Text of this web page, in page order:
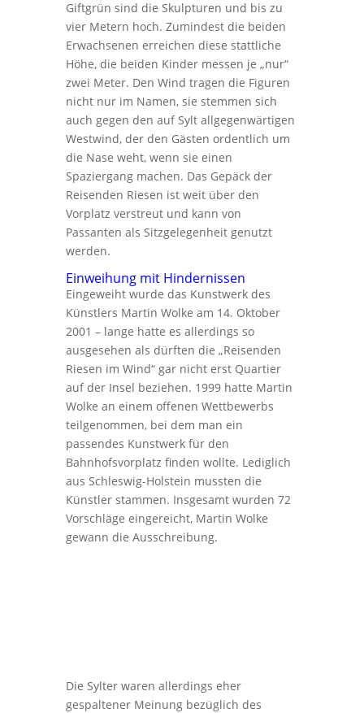
Giftgrün sind die Skulpturen und bis zu
vier Metern hoch. Zumindest die beiden
Erwachsenen erreichen diese stattliche
Höhe, die beiden Kinder messen je „nur“
zwei Meter. Den Wind tragen die Figuren
nicht nur im Namen, sie stemmen sich
auch gegen den auf Sylt allgegenwärtigen
Westwind, der den Gästen ordentlich um
die Nase weht, wenn sie einen
Spaziergang machen. Das Gepäck der
Reisenden Riesen ist weit über den
Vorplatz verstreut und kann von
Passanten als Sitzgelegenheit genutzt
werden.
Einweihung mit Hindernissen
Eingeweiht wurde das Kunstwerk des
Künstlers Martin Wolke am 14. Oktober
2001 – lange hatte es allerdings so
ausgesehen als dürften die „Reisenden
Riesen im Wind“ gar nicht erst Quartier
auf der Insel beziehen. 1999 hatte Martin
Wolke an einem offenen Wettbewerbs
teilgenommen, bei dem man ein
passendes Kunstwerk für den
Bahnhofsvorplatz finden wollte. Lediglich
aus Schleswig-Holstein mussten die
Künstler stammen. Insgesamt wurden 72
Vorschläge eingereicht, Martin Wolke
gewann die Ausschreibung.
Die Sylter waren allerdings eher
gespaltener Meinung bezüglich des